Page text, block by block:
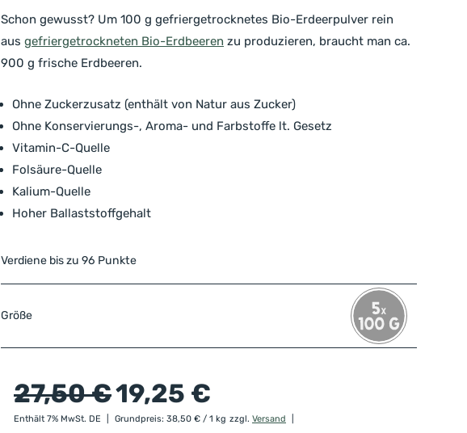
Schon gewusst? Um 100 g gefriergetrocknetes Bio-Erdeerpulver rein
aus gefriergetrockneten Bio-Erdbeeren zu produzieren, braucht man ca.
900 g frische Erdbeeren.
Ohne Zuckerzusatz (enthält von Natur aus Zucker)
Ohne Konservierungs-, Aroma- und Farbstoffe lt. Gesetz
Vitamin-C-Quelle
Folsäure-Quelle
Kalium-Quelle
Hoher Ballaststoffgehalt
Verdiene bis zu 96 Punkte
Größe
27,50€19,25 €
Enthält 7% MwSt. DE Grundpreis: 38,50 € / 1 kg zzgl. Versand